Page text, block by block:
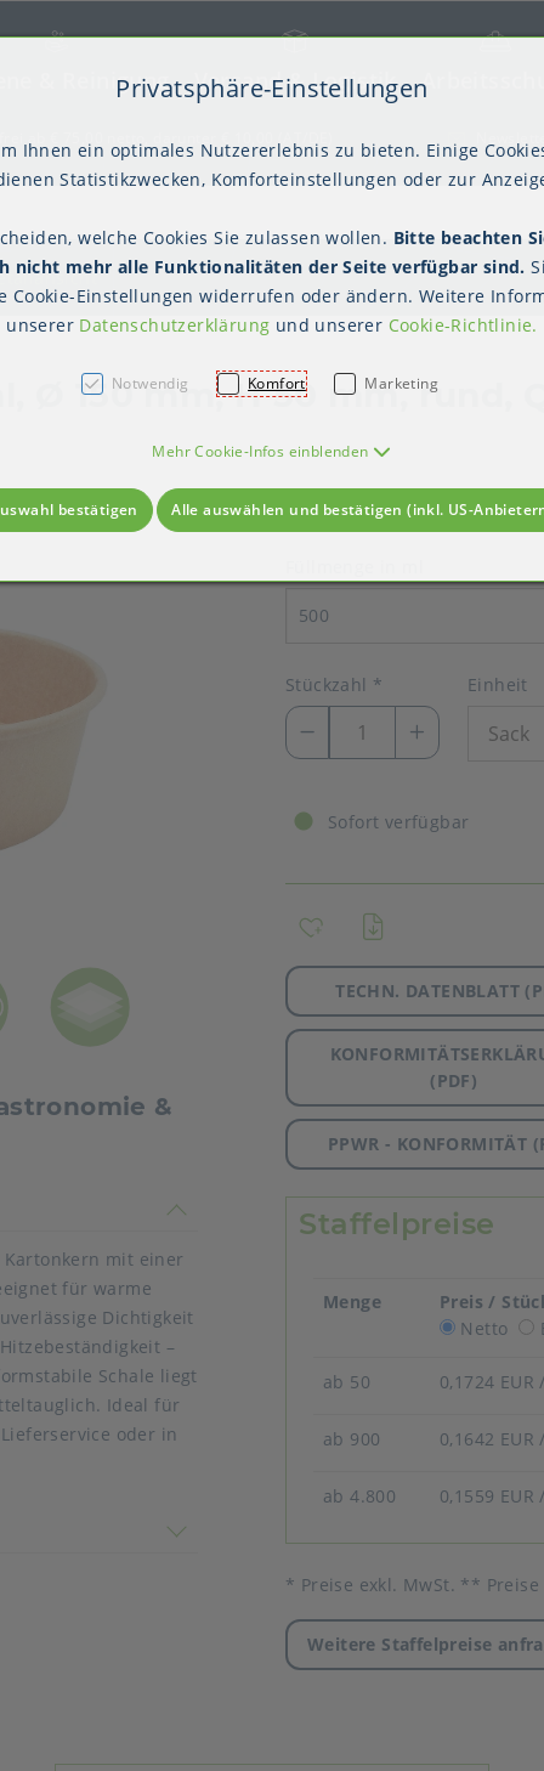
Tisch Gastroverpackungen Küchenbedarf
& Reinigung
(PSA) Hygienepapiere
Versand & Logistik
Palettensicherung Polstern & Kennzeichnen
Einweghauben Mundschutz Schutzkleidung
Ø 150 mm, H 50 mm, rund,
&
nicht überein
mit einer
für warme
Dichtigkeit
–
Schale liegt
Ideal für
oder in
500
Stückzahl * Einheit
Sofort verfügbar
TECHN. DATENBLATT
(PDF)
PPWR - KONFORMITÄT
Staffelpreise
Menge
Preis /
Netto
ab 50 0,1724 EUR
ab 900 0,1642 EUR
ab 4.800 0,1559 EUR
* Preise exkl. MwSt. ** Preise
Weitere Staffelpreise
Privatsphäre-Einstellungen
Ihnen ein optimales Nutzererlebnis zu bieten. Einige
Statistikzwecken, Komforteinstellungen oder zur
welche Cookies Sie zulassen wollen. Bitte beachten
nicht mehr alle Funktionalitäten der Seite verfügbar sind.
Cookie-Einstellungen widerrufen oder ändern. Weitere
unserer Datenschutzerklärung und unserer Cookie-Richtlinie.
Notwendig Komfort Marketing
Mehr Cookie-Infos einblenden
bestätigen Alle auswählen und bestätigen (inkl. US-